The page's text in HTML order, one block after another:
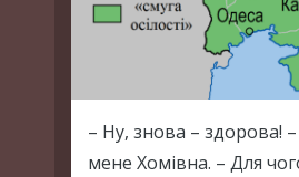
– Ну, знова – здорова!
мене Хомівна. – Для